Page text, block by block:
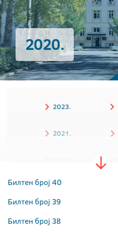
2020.
2023.
2021.
2017.
Билтен број 40
Билтен број 39
Билтен број 38